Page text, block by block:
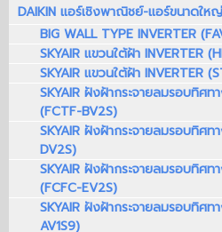
DAIKIN แอร์เชิงพาณิชย์-แอร์ขนาดใหญ่
BIG WALL TYPE INVERTER
SKYAIR แขวนใต้ฝ้า INVERTER
SKYAIR แขวนใต้ฝ้า INVERTER
SKYAIR ฝังฝ้ากระจายลมรอบทิศท
(FCTF-BV2S)
SKYAIR ฝังฝ้ากระจายลมรอบทิศท
DV2S)
SKYAIR ฝังฝ้ากระจายลมรอบทิศท
(FCFC-EV2S)
SKYAIR ฝังฝ้ากระจายลมรอบทิศท
AV1S9)